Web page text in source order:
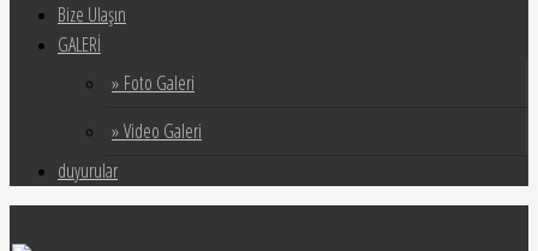
Bize Ulaşın
GALERİ
» Foto Galeri
» Video Galeri
duyurular